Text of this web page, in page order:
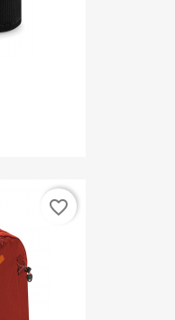
favorite_border